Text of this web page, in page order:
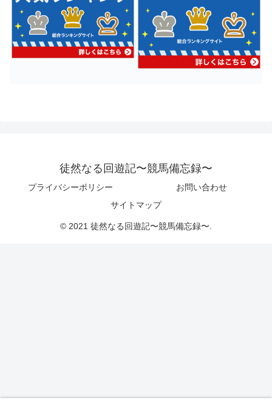
徒然なる回遊記〜競馬備忘録〜
プライバシーポリシー
お問い合わせ
サイトマップ
© 2021 徒然なる回遊記〜競馬備忘録〜.